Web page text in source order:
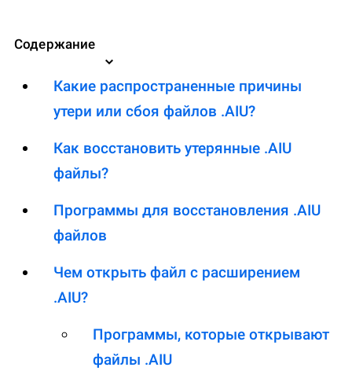
Содержание
Какие распространенные причины
утери или сбоя файлов .AIU?
Как восстановить утерянные .AIU
файлы?
Программы для восстановления .AIU
файлов
Чем открыть файл с расширением
.AIU?
Программы, которые открывают
файлы .AIU